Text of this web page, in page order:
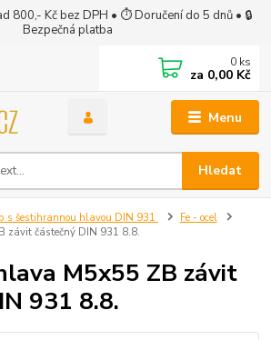
800,- Kč bez DPH • ⏱ Doručení do 5 dnů • 🔒
Bezpečná platba
Menu
Hledat
0 ks
za 0,00 Kč
s šestihrannou hlavou DIN 931
Fe - ocel
závit částečný DIN 931 8.8.
M5x55 ZB závit
931 8.8.